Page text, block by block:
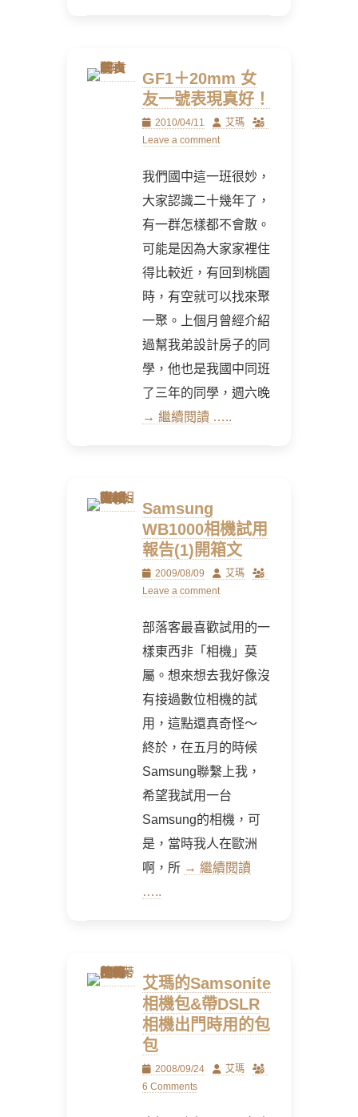
GF1＋20mm 女
友一號表現真好！
Posted
on
2010/04/11 Author
艾瑪
Leave a comment
我們國中這一班很妙，
大家認識二十幾年了，
有一群怎樣都不會散。
可能是因為大家家裡住
得比較近，有回到桃園
時，有空就可以找來聚
一聚。上個月曾經介紹
過幫我弟設計房子的同
學，他也是我國中同班
了三年的同學，週六晚
→ 繼續閱讀 …..
Samsung
WB1000相機試用
報告(1)開箱文
Posted
on
2009/08/09 Author
艾瑪
Leave a comment
部落客最喜歡試用的一
樣東西非「相機」莫
屬。想來想去我好像沒
有接過數位相機的試
用，這點還真奇怪～
終於，在五月的時候
Samsung聯繫上我，
希望我試用一台
Samsung的相機，可
是，當時我人在歐洲
啊，所 → 繼續閱讀
…..
艾瑪的Samsonite
相機包&帶DSLR
相機出門時用的包
包
Posted
on
2008/09/24 Author
艾瑪
6 Comments